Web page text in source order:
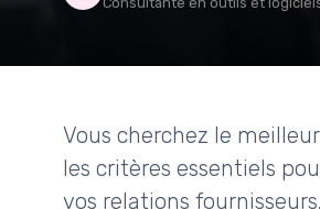
Vous cherchez le
les critères essentiels
vos relations fournisseurs.